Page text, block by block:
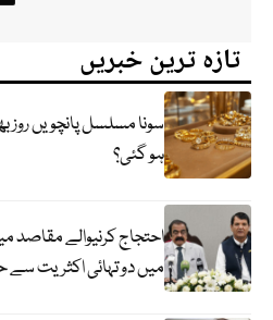
تازہ ترین خبریں
سونا مسلسل پانچویں روز
ہو گئی؟
احتجاج کرنیوالے مقاصد
میں دو تہائی اکثریت سے